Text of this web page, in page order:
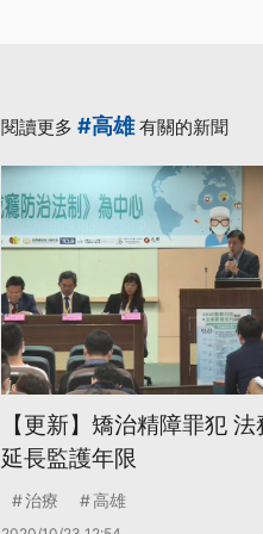
閱讀更多 #高雄有關的新聞
【更新】矯治精障罪犯
延長監護年限
治療 高雄